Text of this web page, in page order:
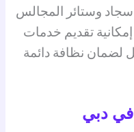
وستائر المجالس
تقديم خدمات
لضمان نظافة دائمة
دبي